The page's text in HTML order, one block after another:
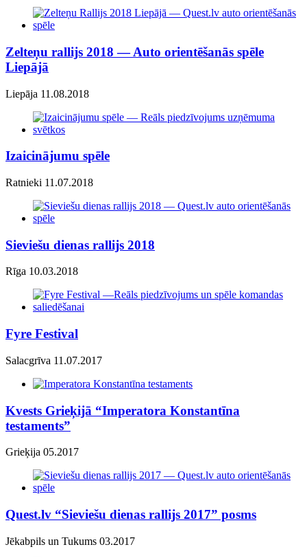
Zelteņu rallijs 2018 — Auto orientēšanās spēle
Liepājā
Liepāja 11.08.2018
Izaicinājumu spēle
Ratnieki 11.07.2018
Sieviešu dienas rallijs 2018
Rīga 10.03.2018
Fyre Festival
Salacgrīva 11.07.2017
Kvests Grieķijā “Imperatora Konstantīna
testaments”
Grieķija 05.2017
Quest.lv “Sieviešu dienas rallijs 2017” posms
Jēkabpils un Tukums 03.2017